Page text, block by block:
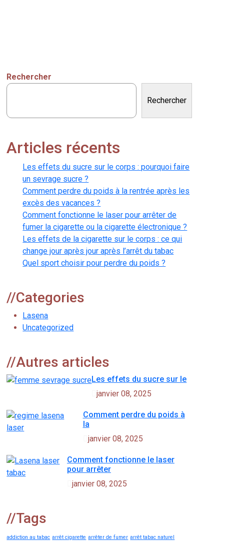
Rechercher
Rechercher
Articles récents
Les effets du sucre sur le corps : pourquoi faire
un sevrage sucre ?
Comment perdre du poids à la rentrée après les
excès des vacances ?
Comment fonctionne le laser pour arrêter de
fumer la cigarette ou la cigarette électronique ?
Les effets de la cigarette sur le corps : ce qui
change jour après jour après l’arrêt du tabac
Quel sport choisir pour perdre du poids ?
//Categories
Lasena
Uncategorized
//Autres articles
Les effets du sucre sur le
janvier 08, 2025
Comment perdre du poids à
la
janvier 08, 2025
Comment fonctionne le laser
pour arrêter
janvier 08, 2025
//Tags
addiction au tabac arrêt cigarette arrêter de fumer arrêt tabac naturel